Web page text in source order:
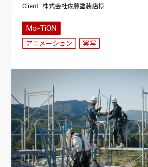
株式会社佐藤塗装店
Mo-TiON
アニメーション 実写